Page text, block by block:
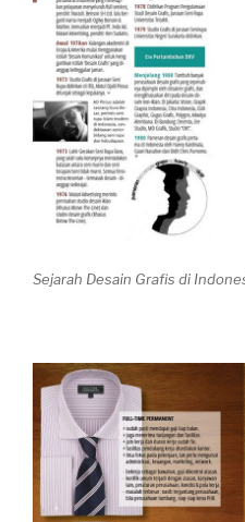
Sejarah Desain Grafis di